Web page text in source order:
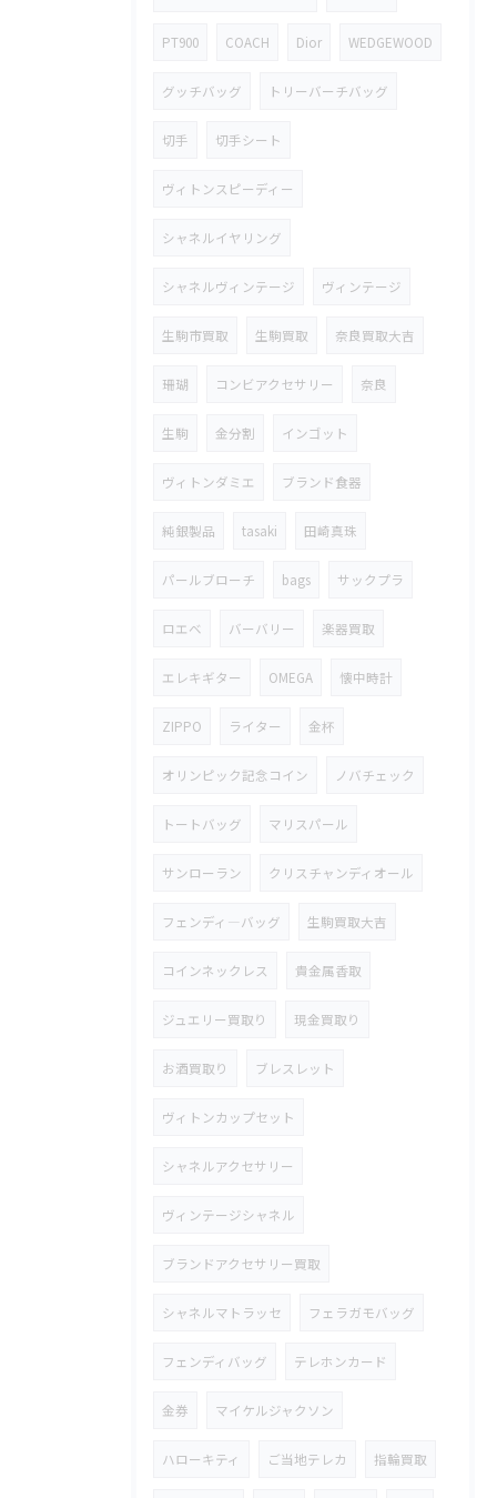
PT900 COACH Dior WEDGEWOOD
グッチバッグ トリーバーチバッグ
切手 切手シート
ヴィトンスピーディー
シャネルイヤリング
シャネルヴィンテージ ヴィンテージ
生駒市買取 生駒買取 奈良買取大吉
珊瑚 コンビアクセサリー 奈良
生駒 金分割 インゴット
ヴィトンダミエ ブランド食器
純銀製品 tasaki 田崎真珠
パールブローチ bags サックプラ
ロエベ バーバリー 楽器買取
エレキギター OMEGA 懐中時計
ZIPPO ライター 金杯
オリンピック記念コイン ノバチェック
トートバッグ マリスパール
サンローラン クリスチャンディオール
フェンディ―バッグ 生駒買取大吉
コインネックレス 貴金属香取
ジュエリー買取り 現金買取り
お酒買取り ブレスレット
ヴィトンカップセット
シャネルアクセサリー
ヴィンテージシャネル
ブランドアクセサリー買取
シャネルマトラッセ フェラガモバッグ
フェンディバッグ テレホンカード
金券 マイケルジャクソン
ハローキティ ご当地テレカ 指輪買取